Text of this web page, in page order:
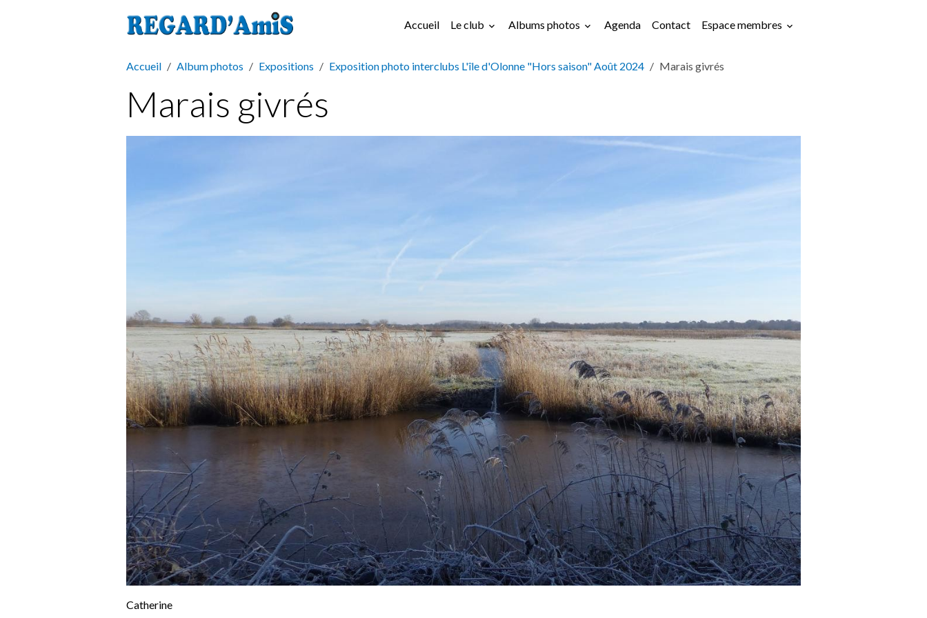
Accueil Le club Albums photos Agenda Contact Espace membres
Accueil Album photos Expositions Exposition photo interclubs L'île d'Olonne "Hors saison" Août 2024 Marais givrés
Marais givrés
Catherine